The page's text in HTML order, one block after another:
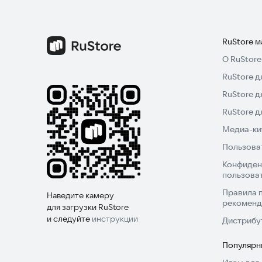
Наведите камеру
для загрузки RuStore
и следуйте инструкции
RuStore
О RuStore
RuStore
RuStore
RuStore
Медиа-
Правила